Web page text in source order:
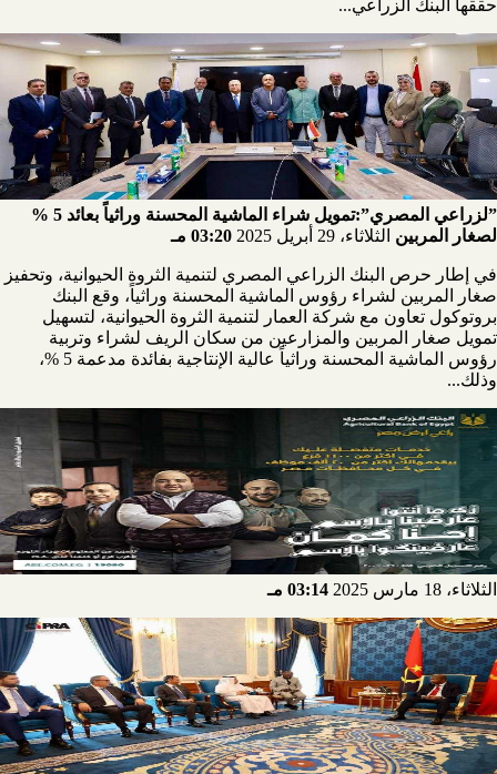
حققها البنك الزراعي...
”لزراعي المصري”:تمويل شراء الماشية المحسنة وراثياً بعائد 5 %
لصغار المربين الثلاثاء، 29 أبريل 2025 03:20 مـ
في إطار حرص البنك الزراعي المصري لتنمية الثروة الحيوانية، وتحفيز
صغار المربين لشراء رؤوس الماشية المحسنة وراثياً، وقع البنك
بروتوكول تعاون مع شركة العمار لتنمية الثروة الحيوانية، لتسهيل
تمويل صغار المربين والمزارعين من سكان الريف لشراء وتربية
رؤوس الماشية المحسنة وراثياً عالية الإنتاجية بفائدة مدعمة 5 %،
وذلك...
الثلاثاء، 18 مارس 2025 03:14 مـ